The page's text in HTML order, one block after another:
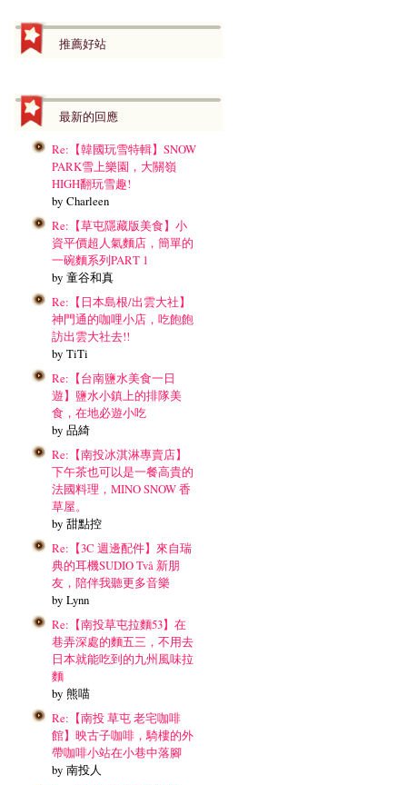
推薦好站
最新的回應
Re:【韓國玩雪特輯】SNOW
PARK雪上樂園，大關嶺
HIGH翻玩雪趣!
by Charleen
Re:【草屯隱藏版美食】小
資平價超人氣麵店，簡單的
一碗麵系列PART 1
by 童谷和真
Re:【日本島根/出雲大社】
神門通的咖哩小店，吃飽飽
訪出雲大社去!!
by TiTi
Re:【台南鹽水美食一日
遊】鹽水小鎮上的排隊美
食，在地必遊小吃
by 品綺
Re:【南投冰淇淋專賣店】
下午茶也可以是一餐高貴的
法國料理，MINO SNOW 香
草屋。
by 甜點控
Re:【3C 週邊配件】來自瑞
典的耳機SUDIO Två 新朋
友，陪伴我聽更多音樂
by Lynn
Re:【南投草屯拉麵53】在
巷弄深處的麵五三，不用去
日本就能吃到的九州風味拉
麵
by 熊喵
Re:【南投 草屯 老宅咖啡
館】映古子咖啡，騎樓的外
帶咖啡小站在小巷中落腳
by 南投人